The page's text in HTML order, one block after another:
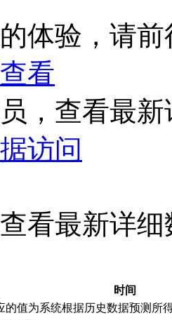
体验，请
看
，查看最
访问
看最新详细
时间
的值为系统根据历史数据预测所